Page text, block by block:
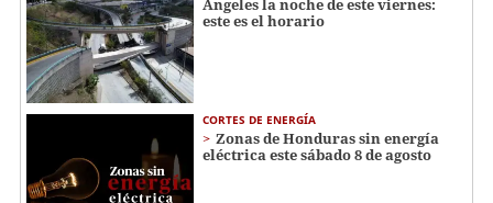
Ángeles la noche de este viernes:
este es el horario
CORTES DE ENERGÍA
Zonas de Honduras sin energía
eléctrica este sábado 8 de agosto